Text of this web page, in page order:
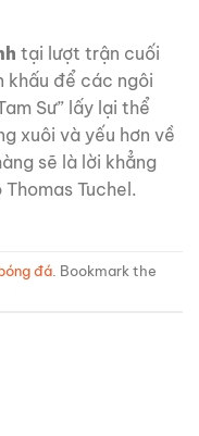
tại lượt trận cuối
khấu để các ngôi
Sư” lấy lại thể
xuôi và yếu hơn về
sẽ là lời khẳng
Tuchel.
đá . Bookmark the